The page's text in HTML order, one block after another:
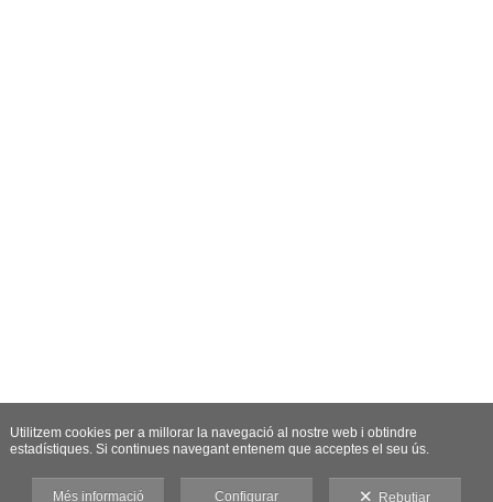
Utilitzem cookies per a millorar la navegació al nostre web i obtindre
estadístiques. Si continues navegant entenem que acceptes el seu ús.
Més informació Configurar Rebutjar